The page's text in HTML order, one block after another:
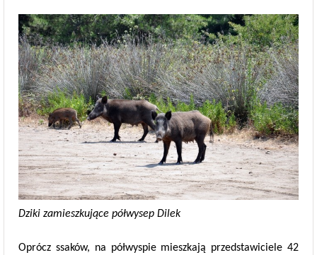
Dziki zamieszkujące półwysep Dilek
Oprócz ssaków, na półwyspie mieszkają przedstawiciele 42